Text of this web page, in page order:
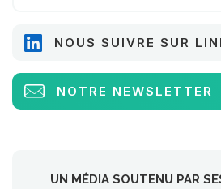
NOUS SUIVRE SUR
NOTRE NEWSLETTER
UN MÉDIA SOUTENU PAR